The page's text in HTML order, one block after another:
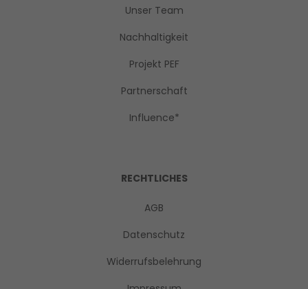
Unser Team
Nachhaltigkeit
Projekt PEF
Partnerschaft
Influence*
RECHTLICHES
AGB
Datenschutz
Widerrufsbelehrung